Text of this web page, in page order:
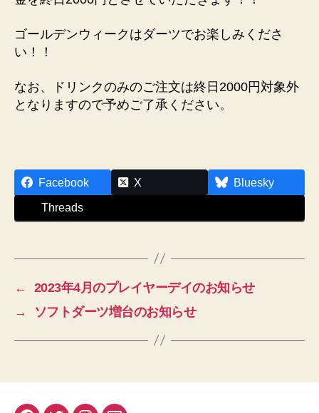
n
ゴールデンウィークはダーツでお楽しみくださ
い！！
なお、ドリンクのみのご注文は終日2000円対象外
となりますので予めご了承ください。
Facebook X
Bluesky
Threads
←
2023年4月のプレイヤーデイのお知らせ
→
ソフトダーツ増台のお知らせ